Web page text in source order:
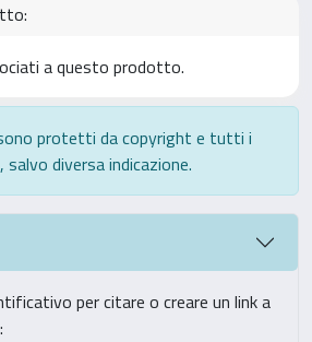
a questo prodotto.
protetti da copyright e tutti i
diversa indicazione.
per citare o creare un link a